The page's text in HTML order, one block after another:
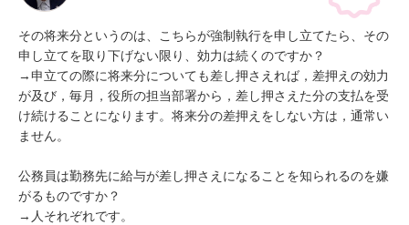
その将来分というのは、こちらが強制執行を申し立てたら、その
申し立てを取り下げない限り、効力は続くのですか？
→申立ての際に将来分についても差し押さえれば，差押えの効力
が及び，毎月，役所の担当部署から，差し押さえた分の支払を受
け続けることになります。将来分の差押えをしない方は，通常い
ません。
公務員は勤務先に給与が差し押さえになることを知られるのを嫌
がるものですか？
→人それぞれです。